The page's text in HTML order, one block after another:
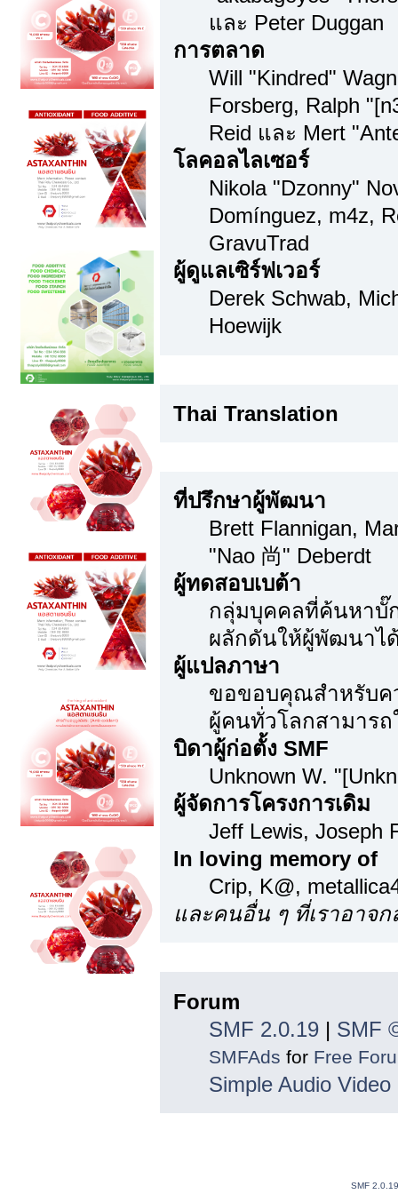
และ Peter Duggan
การตลาด
Will "Kindred"
Forsberg, Ralph
Reid และ Mert
โลคอลไลเซอร์
Nikola "Dzonny"
Domínguez, m4z,
GravuTrad
ผู้ดูแลเซิร์ฟเวอร์
Derek Schwab,
Hoewijk
Thai Translation
ที่ปรึกษาผู้พัฒนา
Brett Flannigan,
"Nao 尚" Deberdt
ผู้ทดสอบเบต้า
กลุ่มบุคคลที่ค้นหาบั๊
ผลักดันให้ผู้พัฒนาไ
ผู้แปลภาษา
ขอขอบคุณสำหรับค
ผู้คนทั่วโลกสามารถ
บิดาผู้ก่อตั้ง SMF
Unknown W.
ผู้จัดการโครงการเดิม
Jeff Lewis, Joseph
In loving memory of
Crip, K@,
และคนอื่น ๆ ที่เราอาจ
Forum
SMF 2.0.19| SMF
SMFAds for Free
Simple Audio
SMF 2.0.19